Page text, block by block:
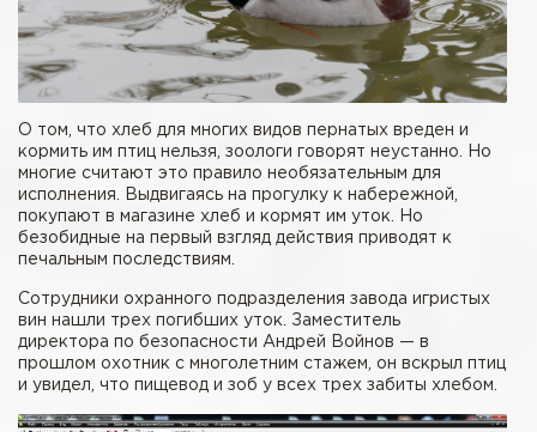
О том, что хлеб для многих видов пернатых вреден и
кормить им птиц нельзя, зоологи говорят неустанно. Но
многие считают это правило необязательным для
исполнения. Выдвигаясь на прогулку к набережной,
покупают в магазине хлеб и кормят им уток. Но
безобидные на первый взгляд действия приводят к
печальным последствиям.
Сотрудники охранного подразделения завода игристых
вин нашли трех погибших уток. Заместитель
директора по безопасности Андрей Войнов — в
прошлом охотник с многолетним стажем, он вскрыл птиц
и увидел, что пищевод и зоб у всех трех забиты хлебом.